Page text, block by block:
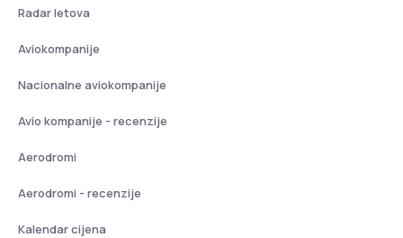
Radar letova
Aviokompanije
Nacionalne aviokompanije
Avio kompanije - recenzije
Aerodromi
Aerodromi - recenzije
Kalendar cijena